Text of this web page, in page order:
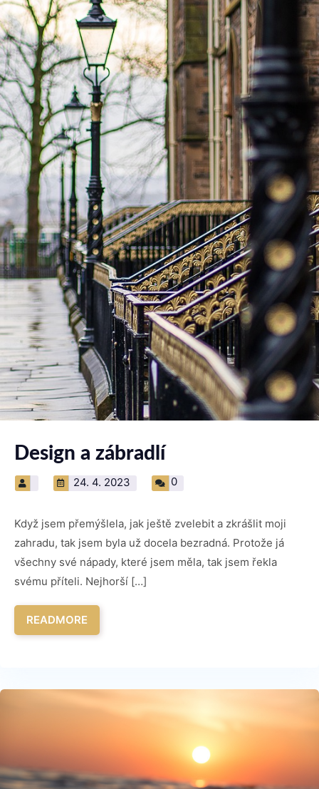
Design a zábradlí
24. 4. 2023 0
Když jsem přemýšlela, jak ještě zvelebit a zkrášlit moji
zahradu, tak jsem byla už docela bezradná. Protože já
všechny své nápady, které jsem měla, tak jsem řekla
svému příteli. Nejhorší […]
READMORE